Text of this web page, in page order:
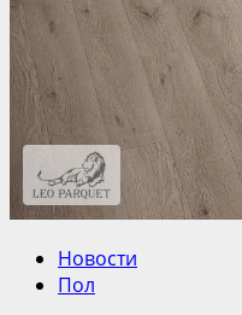
Новости
Пол